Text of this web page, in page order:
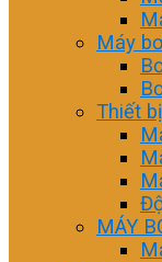
Máy
Thiết
MÁY